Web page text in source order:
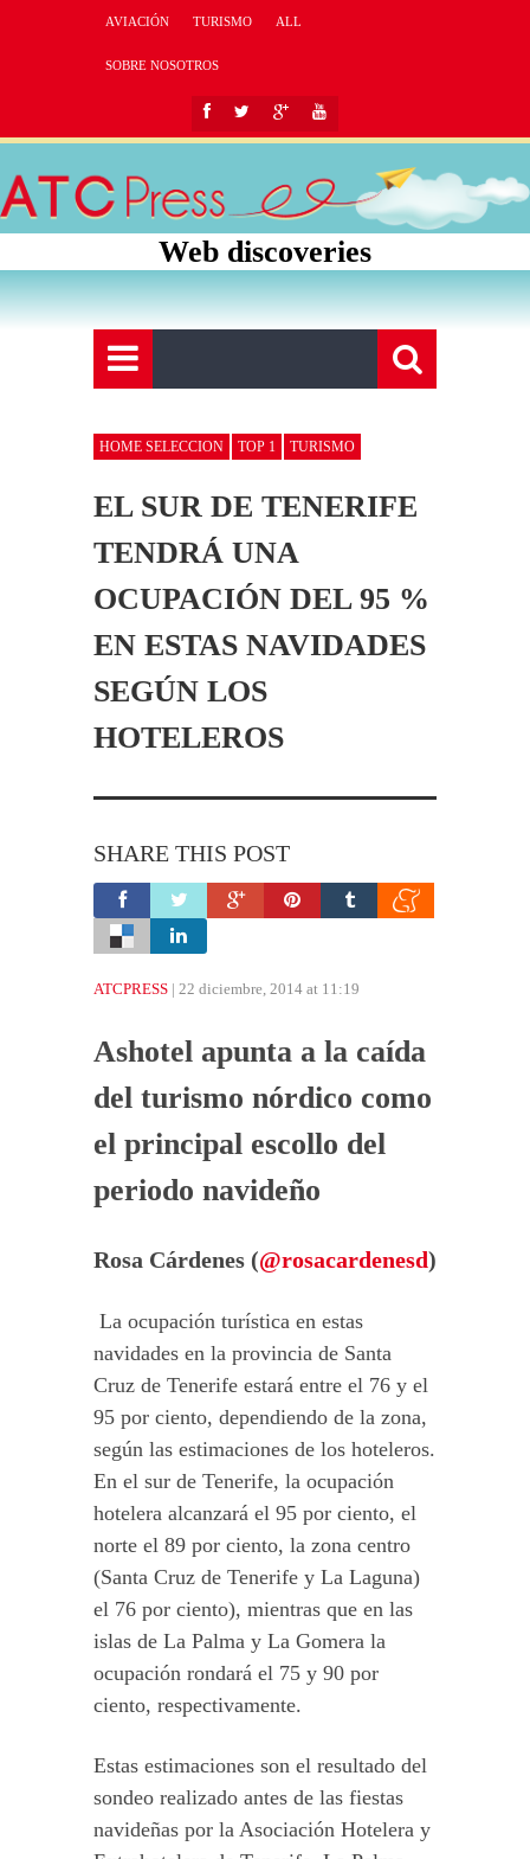
AVIACIÓN TURISMO ALL
SOBRE NOSOTROS
Web discoveries
HOME SELECCION TOP 1 TURISMO
EL SUR DE TENERIFE
TENDRÁ UNA
OCUPACIÓN DEL 95 %
EN ESTAS NAVIDADES
SEGÚN LOS
HOTELEROS
SHARE THIS POST
ATCPRESS | 22 diciembre, 2014 at 11:19
Ashotel apunta a la caída
del turismo nórdico como
el principal escollo del
periodo navideño
Rosa Cárdenes (@rosacardenesd)
La ocupación turística en estas
navidades en la provincia de Santa
Cruz de Tenerife estará entre el 76 y el
95 por ciento, dependiendo de la zona,
según las estimaciones de los hoteleros.
En el sur de Tenerife, la ocupación
hotelera alcanzará el 95 por ciento, el
norte el 89 por ciento, la zona centro
(Santa Cruz de Tenerife y La Laguna)
el 76 por ciento), mientras que en las
islas de La Palma y La Gomera la
ocupación rondará el 75 y 90 por
ciento, respectivamente.
Estas estimaciones son el resultado del
sondeo realizado antes de las fiestas
navideñas por la Asociación Hotelera y